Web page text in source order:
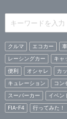
クルマ エコカー 車
レーシングカー
キャ
便利
オシャレ カ
キュレーション
コン
スーパーカー
イベン
FIA-F4
行ってみた！